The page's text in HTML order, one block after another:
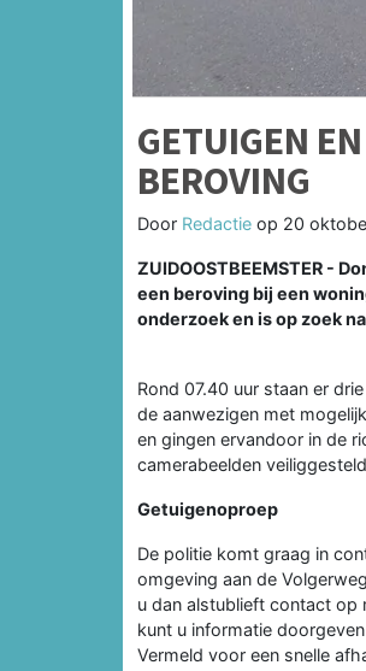
GETUIGEN
BEROVING
Door Redactie op 20
ZUIDOOSTBEEMSTER -
een beroving bij een
onderzoek en is op zoek
Rond 07.40 uur staan er
de aanwezigen met
en gingen ervandoor in de
camerabeelden
Getuigenoproep
De politie komt graag in
omgeving aan de
u dan alstublieft contact
kunt u informatie
Vermeld voor een snelle